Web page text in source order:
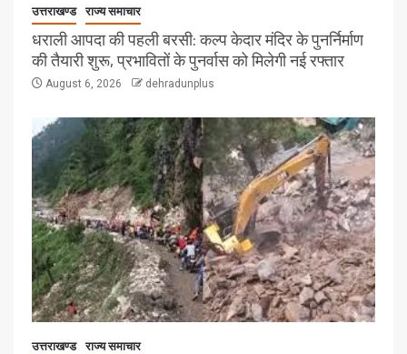
उत्तराखण्ड राज्य समाचार
धराली आपदा की पहली बरसी: कल्प केदार मंदिर के पुनर्निर्माण
की तैयारी शुरू, प्रभावितों के पुनर्वास को मिलेगी नई रफ्तार
August 6, 2026 dehradunplus
उत्तराखण्ड राज्य समाचार